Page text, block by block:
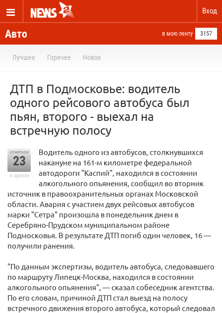
Вход
Авто в мою ленту 3157
Лучшее Горячее Новое
ДТП в Подмосковье: водитель
одного рейсового автобуса был
пьян, второго - выехал на
встречную полосу
отметили
23
в архиве
Водитель одного из автобусов, столкнувшихся
накануне на 161-м километре федеральной
автодороги "Каспий", находился в состоянии
алкогольного опьянения, сообщил во вторник
источник в правоохранительных органах Московской
области. Авария с участием двух рейсовых автобусов
марки "Сетра" произошла в понедельник днем в
Серебряно-Прудском муниципальном районе
Подмосковья. В результате ДТП погиб один человек, 16 —
получили ранения.
"По данным экспертизы, водитель автобуса, следовавшего
по маршруту Липецк-Москва, находился в состоянии
алкогольного опьянения", — сказал собеседник агентства.
По его словам, причиной ДТП стал выезд на полосу
встречного движения второго автобуса, который следовал